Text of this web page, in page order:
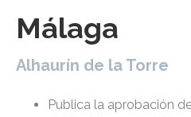
Málaga
Alhaurín de la Torre
Publica la aprobación